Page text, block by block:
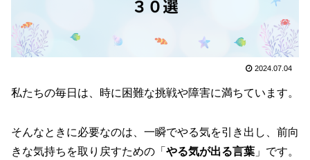
2024.07.04
私たちの毎日は、時に困難な挑戦や障害に満ちています。
そんなときに必要なのは、一瞬でやる気を引き出し、前向
きな気持ちを取り戻すための「 やる気が出る言葉 」です。